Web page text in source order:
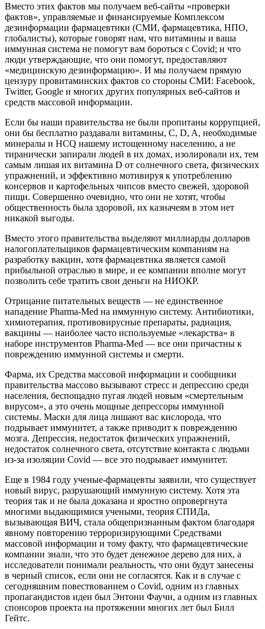
Вместо этих фактов мы получаем веб-сайты «проверки
фактов», управляемые и финансируемые Комплексом
дезинформации фармацевтики (СМИ, фармацевтика, НПО,
глобалисты), которые говорят нам, что витамины и ваша
иммунная система не помогут вам бороться с Covid; и что
люди утверждающие, что они помогут, предоставляют
«медицинскую дезинформацию». И мы получаем прямую
цензуру провитаминских фактов со стороны СМИ: Facebook,
Twitter, Google и многих других популярных веб-сайтов и
средств массовой информации.
Если бы наши правительства не были пропитаны коррупцией,
они бы бесплатно раздавали витамины, C, D, A, необходимые
минералы и HCQ нашему истощенному населению, а не
тиранически запирали людей в их домах, изолировали их, тем
самым лишая их витамина D от солнечного света, физических
упражнений, и эффективно мотивируя к употреблению
консервов и картофельных чипсов вместо свежей, здоровой
пищи. Совершенно очевидно, что они не хотят, чтобы
общественность была здоровой, их казначеям в этом нет
никакой выгоды.
Вместо этого правительства выделяют миллиарды долларов
налогоплательщиков фармацевтическим компаниям на
разработку вакцин, хотя фармацевтика является самой
прибыльной отраслью в мире, и ее компании вполне могут
позволить себе тратить свои деньги на НИОКР.
Отрицание питательных веществ — не единственное
нападение Pharma-Med на иммунную систему. Антибиотики,
химиотерапия, противовирусные препараты, радиация,
вакцины — наиболее часто используемые «лекарства» в
наборе инструментов Pharma-Med — все они причастны к
повреждению иммунной системы и смерти.
Фарма, их Средства массовой информации и сообщники
правительства массово вызывают стресс и депрессию среди
населения, беспощадно пугая людей новым «смертельным
вирусом», а это очень мощные депрессоры иммунной
системы. Маски для лица лишают вас кислорода, что
подрывает иммунитет, а также приводит к повреждению
мозга. Депрессия, недостаток физических упражнений,
недостаток солнечного света, отсутствие контакта с людьми
из-за изоляции Covid — все это подрывает иммунитет.
Еще в 1984 году ученые-фармацевты заявили, что существует
новый вирус, разрушающий иммунную систему. Хотя эта
теория так и не была доказана и яростно опровергнута
многими выдающимися учеными, теория СПИДа,
вызывающая ВИЧ, стала общепризнанным фактом благодаря
явному повторению терроризирующими Средствами
массовой информации и тому факту, что фармацевтические
компании знали, что это будет денежное дерево для них, а
исследователи понимали реальность, что они будут занесены
в черный список, если они не согласятся. Как и в случае с
сегодняшним повествованием о Covid, одним из главных
пропагандистов идеи был Энтони Фаучи, а одним из главных
спонсоров проекта на протяжении многих лет был Билл
Гейтс.